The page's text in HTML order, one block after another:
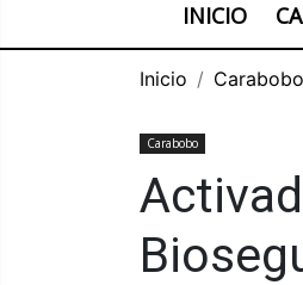
INICIO
Inicio Carabobo
Carabobo